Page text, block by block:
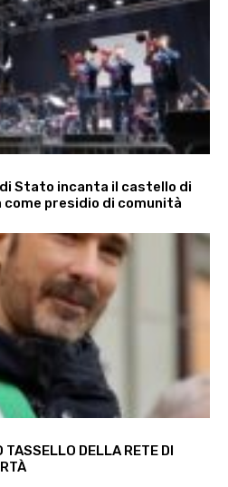
Stato incanta il castello di
come presidio di comunità
TASSELLO DELLA RETE DI